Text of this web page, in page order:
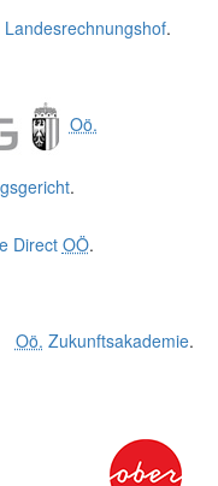
Landesrechnungshof.
Oö.
.
Direct OÖ.
Oö. Zukunftsakademie.